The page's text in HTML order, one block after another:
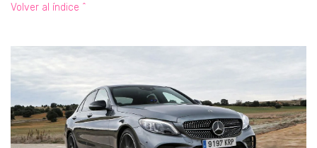
Volver al índice ^